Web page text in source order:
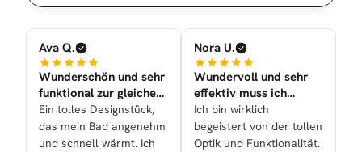
Ava Q.
Wunderschön und sehr
funktional zur gleichen
Zeit nun bei uns
Ein tolles Designstück,
das mein Bad angenehm
und schnell wärmt. Ich
Nora U.
Wundervoll und sehr
effektiv muss ich
sagen!
Ich bin wirklich
begeistert von der tollen
Optik und Funktionalität.